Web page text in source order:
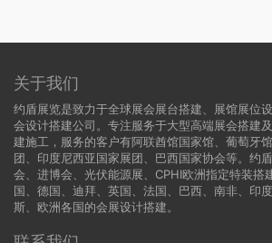
关于我们
约盾展览是致力于全球展会展台搭建、展馆展位
会设计搭建公司。专注服务于大型高端展会搭建
建施工，服务的客户有阿联酋馆国家馆、葡萄牙
团、印度尼西亚国家展团、巴西国家协会等。约
会、进博会、光伏能源展、CPHI欧洲指定特装搭
国
德国 、迪拜、英国、法国、巴西、南非、印
斯、欧洲各国的会展设计搭建。